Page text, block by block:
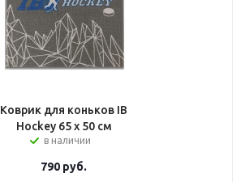
Коврик для коньков IB
Hockey 65 х 50 см
в наличии
790 руб.